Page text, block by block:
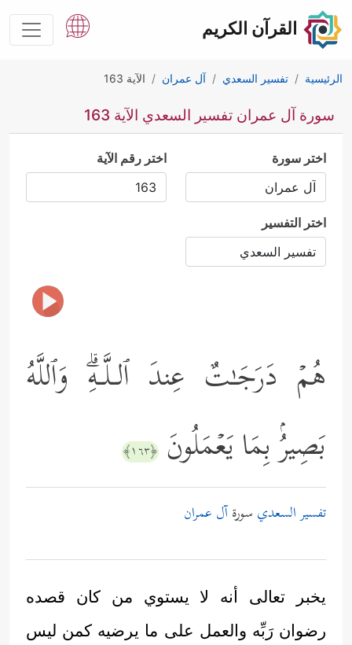
القرآن الكريم
الرئيسية تفسير السعدي آل عمران الآية 163
سورة آل عمران تفسير السعدي الآية 163
اختر سورة اختر رقم الآية
اختر التفسير
هُمۡ دَرَجَـٰتٌ عِندَ ٱلـلَّـهِۗ وَٱللَّهُ
بَصِیرُۢ بِمَا یَعۡمَلُونَ ﴿١٦٣﴾
تفسير السعدي سورةآل عمران
يخبر تعالى أنه لا يستوي من كان قصده
رضوان رَبِّه والعمل على ما يرضيه كمن ليس